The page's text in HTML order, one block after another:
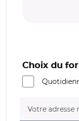
Choix du
Votre adresse